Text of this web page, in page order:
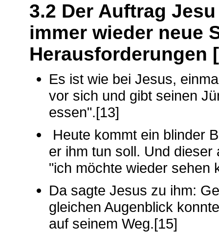
3.2 Der Auftrag
immer wieder neue
Herausforderungen
Es ist wie bei Jesus,
vor sich und gibt seinen
essen".[13]
Heute kommt ein blinder
er ihm tun soll. Und
"ich möchte wieder sehen
Da sagte Jesus zu ihm:
gleichen Augenblick
auf seinem Weg.[15]